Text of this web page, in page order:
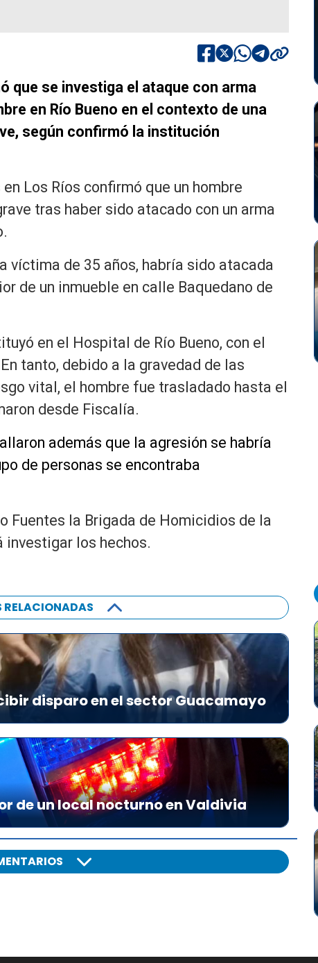
que se investiga el ataque con arma
en Río Bueno en el contexto de una
según confirmó la institución
Los Ríos confirmó que un hombre
tras haber sido atacado con un arma
víctima de 35 años, habría sido atacada
de un inmueble en calle Baquedano de
en el Hospital de Río Bueno, con el
En tanto, debido a la gravedad de las
vital, el hombre fue trasladado hasta el
desde Fiscalía.
además que la agresión se habría
de personas se encontraba
Fuentes la Brigada de Homicidios de la
investigar los hechos.
disparo en el sector Guacamayo
de un local nocturno en Valdivia